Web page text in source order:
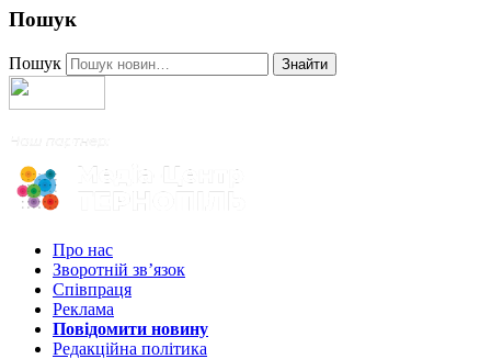
Пошук
Пошук Знайти
Про нас
Зворотній зв’язок
Співпраця
Реклама
Повідомити новину
Редакційна політика